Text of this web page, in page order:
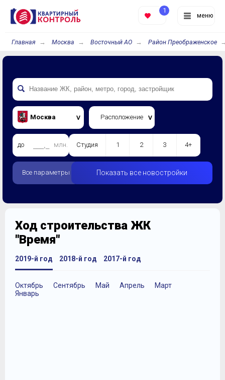
меню
1
Главная Москва Восточный АО Район Преображенское
Москва Расположение
до млн. Студия 1 2 3 4+
Все параметры Показать все новостройки
Ход строительства ЖК
"Время"
2019-й год
Октябрь Сентябрь Май Апрель
Март
Январь
2018-й год 2017-й год